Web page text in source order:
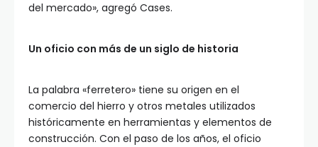
del mercado», agregó Cases.
Un oficio con más de un siglo de historia
La palabra «ferretero» tiene su origen en el
comercio del hierro y otros metales utilizados
históricamente en herramientas y elementos de
construcción. Con el paso de los años, el oficio